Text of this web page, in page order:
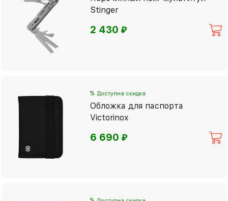
Stinger
2 430⃏
% Доступна скидка
Обложка для паспорта
Victorinox
6 690⃏